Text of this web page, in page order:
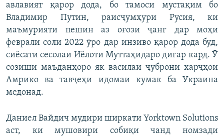
авлавият қарор дода, бо тамоси мустақим бо
Владимир Путин, раисҷумҳури Русия, ки
маъмурияти пешин аз оғози ҷанг дар моҳи
феврали соли 2022 ӯро дар инзиво қарор дода буд,
сиёсати сесолаи Иёлоти Муттаҳидаро дигар кард. Ӯ
созиши маъданҳоро як василаи ҷуброни харҷҳои
Амрико ва тавҷеҳи идомаи кумак ба Украина
медонад.
Даниел Вайдич мудири ширкати Yorktown Solutions
аст, ки мушовири собиқи чанд номзади